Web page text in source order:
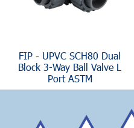
FIP - UPVC SCH80 Dual
Block 3-Way Ball Valve L
Port ASTM